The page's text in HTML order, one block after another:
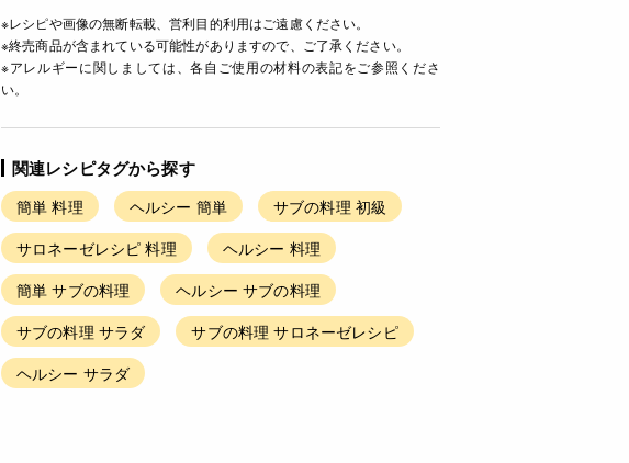
※レシピや画像の無断転載、営利目的利用はご遠慮ください。
※終売商品が含まれている可能性がありますので、ご了承ください。
※アレルギーに関しましては、各自ご使用の材料の表記をご参照くださ
い。
関連レシピタグから探す
簡単 料理 ヘルシー 簡単
サブの料理 初級
サロネーゼレシピ 料理
ヘルシー 料理
簡単 サブの料理
ヘルシー サブの料理
サブの料理 サラダ
サブの料理 サロネーゼレシピ
ヘルシー サラダ